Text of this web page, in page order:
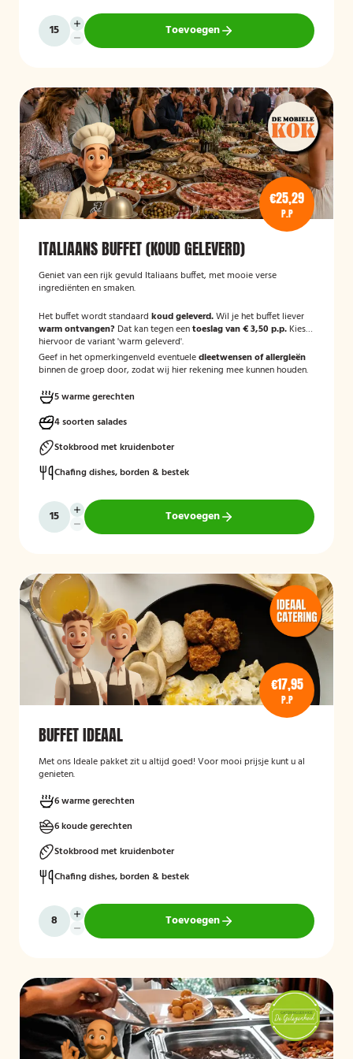
Toevoegen
€25,29
P.P
ITALIAANS BUFFET (KOUD GELEVERD)
Geniet van een rijk gevuld Italiaans buffet, met mooie verse
ingrediënten en smaken.
Het buffet wordt standaard koud geleverd.Wil je het buffet liever
warm ontvangen? Dat kan tegen eentoeslag van € 3,50 p.p. Kies
hiervoor de variant 'warm geleverd'.
Geef in het opmerkingenveld eventueledieetwensen of allergieën
binnen de groep door, zodat wij hier rekening mee kunnen houden.
5 warme gerechten
4 soorten salades
Stokbrood met kruidenboter
Chafing dishes, borden & bestek
Toevoegen
€17,95
P.P
BUFFET IDEAAL
Met ons Ideale pakket zit u altijd goed! Voor mooi prijsje kunt u al
genieten.
6 warme gerechten
6 koude gerechten
Stokbrood met kruidenboter
Chafing dishes, borden & bestek
Toevoegen